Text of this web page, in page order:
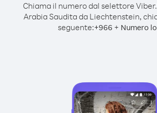
Chiama il numero dal selettore Viber.
Arabia Saudita da Liechtenstein,
seguente:+966 + Numero